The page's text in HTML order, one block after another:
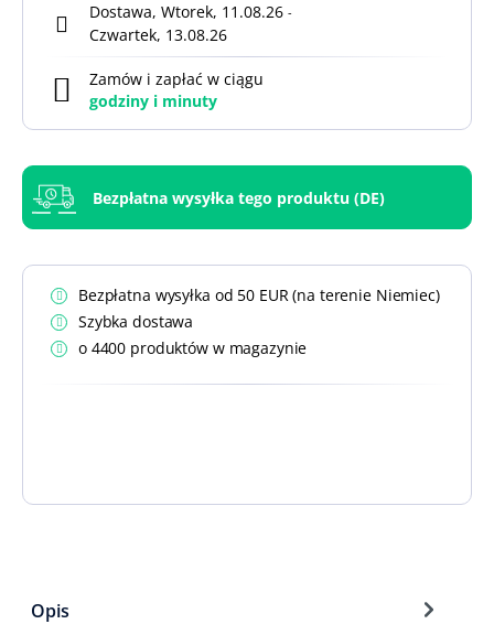
Opis
Dostawa, Wtorek, 11.08.26 -
Czwartek, 13.08.26
Zamów i zapłać w ciągu
godziny i minuty
Bezpłatna wysyłka tego produktu (DE)
Bezpłatna wysyłka od 50 EUR (na terenie Niemiec)
Szybka dostawa
o 4400 produktów w magazynie